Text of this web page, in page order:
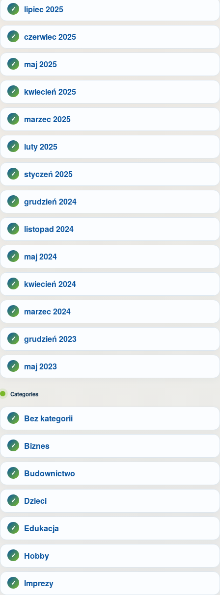
lipiec 2025
czerwiec 2025
maj 2025
kwiecień 2025
marzec 2025
luty 2025
styczeń 2025
grudzień 2024
listopad 2024
maj 2024
kwiecień 2024
marzec 2024
grudzień 2023
maj 2023
Categories
Bez kategorii
Biznes
Budownictwo
Dzieci
Edukacja
Hobby
Imprezy